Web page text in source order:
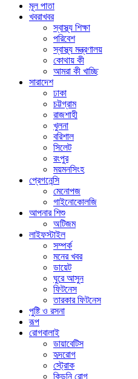
মূল পাতা
খবরাখবর
স্বাস্থ্য শিক্ষা
পরিবেশ
স্বাস্থ্য মন্ত্রণালয়
কোথায় কী
আমরা কী খাচ্ছি
সারাদেশ
ঢাকা
চট্টগ্রাম
রাজশাহী
খুলনা
বরিশাল
সিলেট
রংপুর
ময়মনসিংহ
প্রেগনেন্সি
মেনোপজ
গাইনোকোলজি
আপনার শিশু
অটিজম
লাইফস্টাইল
সম্পর্ক
মনের খবর
ডায়েট
ঘুরে আসুন
ফিটনেস
তারকার ফিটনেস
পুষ্টি ও রসনা
রূপ
রোগবালাই
ডায়াবেটিস
হৃদরোগ
স্ট্রোক
কিডনি রোগ